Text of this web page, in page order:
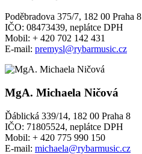
Poděbradova 375/7, 182 00 Praha 8
IČO: 08473439, neplátce DPH
Mobil: + 420 702 142 431
E-mail: premysl@rybarmusic.cz
MgA. Michaela Ničová
Ďáblická 339/14, 182 00 Praha 8
IČO: 71805524, neplátce DPH
Mobil: + 420 775 990 150
E-mail: michaela@rybarmusic.cz